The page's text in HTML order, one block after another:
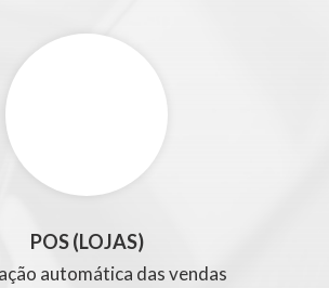
POS (LOJAS)
automática das vendas